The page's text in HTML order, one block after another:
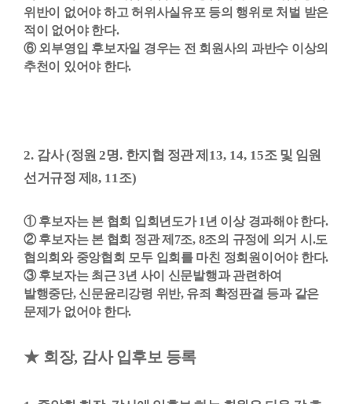
위반이 없어야 하고 허위사실유포 등의 행위로 처벌 받은
적이 없어야 한다.
⑥ 외부영입 후보자일 경우는 전 회원사의 과반수 이상의
추천이 있어야 한다.
2. 감사(정원 2명. 한지협 정관 제 13, 14, 15조 및 임원
선거규정 제 8, 11조)
① 후보자는 본 협회 입회년도가1 년 이상 경과해야 한다.
② 후보자는 본 협회 정관 제 7조, 8조의 규정에 의거 시 .도
협의회와 중앙협회 모두 입회를 마친 정회원이어야 한다.
③ 후보자는 최근3년 사이 신문발행과 관련하여
발행중단, 신문윤리강령 위반, 유죄 확정판결 등과 같은
문제가 없어야 한다.
★ 회장, 감사 입후보 등록